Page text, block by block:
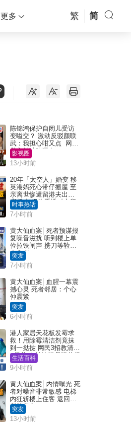
更多 繁 简
陈锦鸿保护自闭儿受访
变嗌交？ 激动反驳颜联
武：我担心咁又点 网民
批主持咄咄逼人
影视圈
13小时前
20年「太空人」婚变 移
英港妈死心带仔搬屋 至
亲离世惨遭留港夫出轨
背叛 苦叹终看透对方留
港「真相」｜Juicy叮
时事热话
7小时前
黄大仙血案│死者预谋报
复噪音滋扰 听到楼上单
位拉铁闸声 携刀等䢂伏
击伤者
突发
7小时前
黄大仙血案│血腥一幕震
撼心灵 死者邻居：个心
仲震紧
突发
6小时前
港人家居天花板发霉求
救！用除霉清洁剂竟抹
到一挞挞 网民3招教清洁
+保养 本地油漆品牌曾提
醒勿用1物防变色
生活百科
9小时前
黄大仙血案│内情曝光 死
者对噪音非常敏感 电梯
内狂斩楼上住客 返回住
所堕楼亡
突发
13小时前